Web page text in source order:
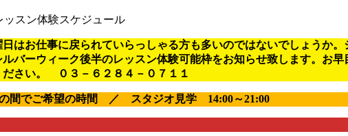
ッスン体験スケジュール
はお仕事に戻られていらっしゃる方も多いのではないでしょうか
バーウィーク後半のレッスン体験可能枠をお知らせ致します。お
さい。 ０３－６２８４－０７１１
間でご希望の時間 ／ スタジオ見学 14:00～21:00